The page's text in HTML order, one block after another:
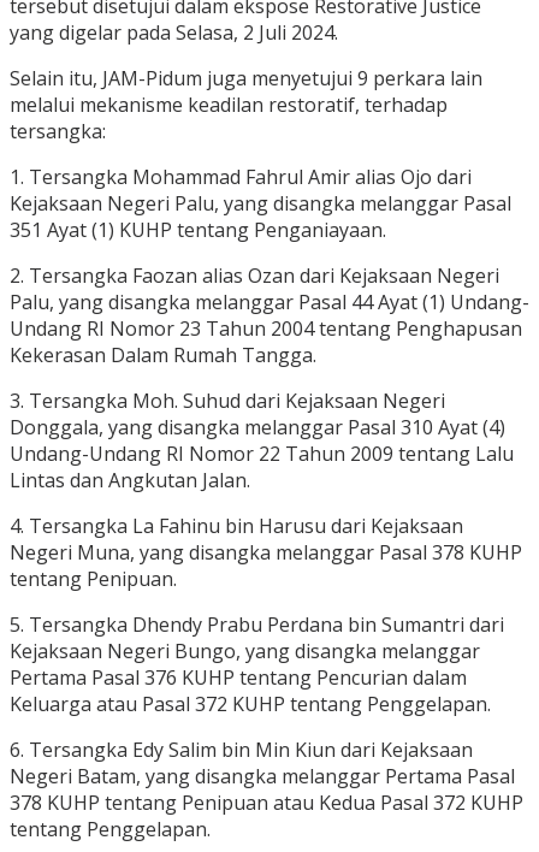
tersebut disetujui dalam ekspose Restorative Justice
yang digelar pada Selasa, 2 Juli 2024.
Selain itu, JAM-Pidum juga menyetujui 9 perkara lain
melalui mekanisme keadilan restoratif, terhadap
tersangka:
1. Tersangka Mohammad Fahrul Amir alias Ojo dari
Kejaksaan Negeri Palu, yang disangka melanggar Pasal
351 Ayat (1) KUHP tentang Penganiayaan.
2. Tersangka Faozan alias Ozan dari Kejaksaan Negeri
Palu, yang disangka melanggar Pasal 44 Ayat (1) Undang-
Undang RI Nomor 23 Tahun 2004 tentang Penghapusan
Kekerasan Dalam Rumah Tangga.
3. Tersangka Moh. Suhud dari Kejaksaan Negeri
Donggala, yang disangka melanggar Pasal 310 Ayat (4)
Undang-Undang RI Nomor 22 Tahun 2009 tentang Lalu
Lintas dan Angkutan Jalan.
4. Tersangka La Fahinu bin Harusu dari Kejaksaan
Negeri Muna, yang disangka melanggar Pasal 378 KUHP
tentang Penipuan.
5. Tersangka Dhendy Prabu Perdana bin Sumantri dari
Kejaksaan Negeri Bungo, yang disangka melanggar
Pertama Pasal 376 KUHP tentang Pencurian dalam
Keluarga atau Pasal 372 KUHP tentang Penggelapan.
6. Tersangka Edy Salim bin Min Kiun dari Kejaksaan
Negeri Batam, yang disangka melanggar Pertama Pasal
378 KUHP tentang Penipuan atau Kedua Pasal 372 KUHP
tentang Penggelapan.